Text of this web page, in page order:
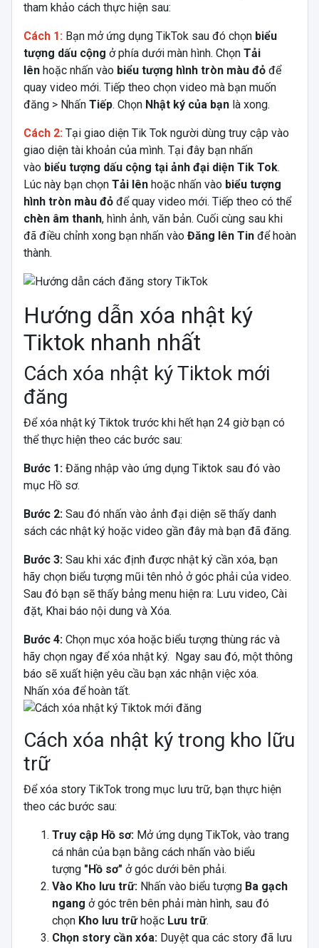
tham khảo cách thực hiện sau:
Cách 1: Bạn mở ứng dụng TikTok sau đó chọn biểu
tượng dấu cộng ở phía dưới màn hình. ChọnTải
lênhoặc nhấn vào biểu tượng hình tròn màu đỏđể
quay video mới. Tiếp theo chọn video mà bạn muốn
đăng > Nhấn Tiếp. Chọn Nhật ký của bạnlà xong.
Cách 2:Tại giao diện Tik Tok người dùng truy cập vào
giao diện tài khoản của mình. Tại đây bạn nhấn
vào biểu tượng dấu cộng tại ảnh đại diện Tik Tok.
Lúc này bạn chọnTải lênhoặc nhấn vào biểu tượng
hình tròn màu đỏđể quay video mới. Tiếp theo có thể
chèn âm thanh, hình ảnh, văn bản. Cuối cùng sau khi
đã điều chỉnh xong bạn nhấn vàoĐăng lên Tin để hoàn
thành.
Hướng dẫn xóa nhật ký
Tiktok nhanh nhất
Cách xóa nhật ký Tiktok mới
đăng
Để xóa nhật ký Tiktok trước khi hết hạn 24 giờ bạn có
thể thực hiện theo các bước sau:
Bước 1:Đăng nhập vào ứng dụng Tiktok sau đó vào
mục Hồ sơ.
Bước 2:Sau đó nhấn vào ảnh đại diện sẽ thấy danh
sách các nhật ký hoặc video gần đây mà bạn đã đăng.
Bước 3: Sau khi xác định được nhật ký cần xóa, bạn
hãy chọn biểu tượng mũi tên nhỏ ở góc phải của video.
Sau đó bạn sẽ thấy bảng menu hiện ra: Lưu video, Cài
đặt, Khai báo nội dung và Xóa.
Bước 4: Chọn mục xóa hoặc biểu tượng thùng rác và
hãy chọn ngay để xóa nhật ký. Ngay sau đó, một thông
báo sẽ xuất hiện yêu cầu bạn xác nhận việc xóa.
Nhấn xóa để hoàn tất.
Cách xóa nhật ký trong kho lữu
trữ
Để xóa story TikTok trong mục lưu trữ, bạn thực hiện
theo các bước sau:
Truy cập Hồ sơ:Mở ứng dụng TikTok, vào trang
cá nhân của bạn bằng cách nhấn vào biểu
tượng "Hồ sơ" ở góc dưới bên phải.
Vào Kho lưu trữ:Nhấn vào biểu tượng Ba gạch
ngang ở góc trên bên phải màn hình, sau đó
chọn Kho lưu trữhoặc Lưu trữ.
Chọn story cần xóa:Duyệt qua các story đã lưu